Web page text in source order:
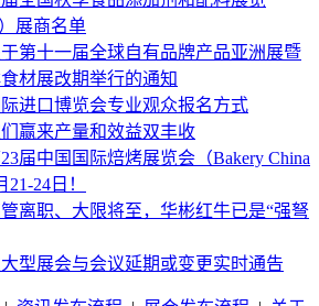
展商名单
第十一届全球自有品牌产品亚洲展暨
材展改期举行的通知
进口博览会专业观众报名方式
赢来产量和效益双丰收
届中国国际焙烤展览会（Bakery China
24日！
离职、大限将至，华彬红牛已是“强弩
型展会与会议延期或变更实时通告